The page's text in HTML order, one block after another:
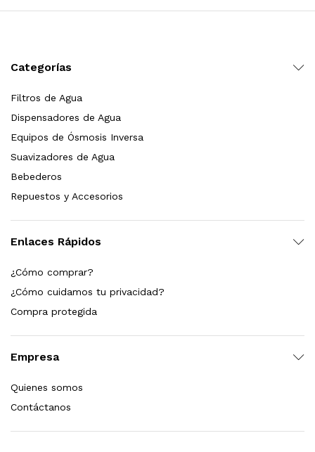
Categorías
Filtros de Agua
Dispensadores de Agua
Equipos de Ósmosis Inversa
Suavizadores de Agua
Bebederos
Repuestos y Accesorios
Enlaces Rápidos
¿Cómo comprar?
¿Cómo cuidamos tu privacidad?
Compra protegida
Empresa
Quienes somos
Contáctanos
L/h, con filtración Welltek WT-WFS600-3S
Leer más
Leer más
Leer más